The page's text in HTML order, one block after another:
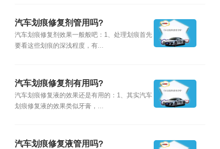
汽车划痕修复剂管用吗?
汽车划痕修复剂效果一般般吧：1、处理划痕首先
要看这些划痕的深浅程度，有...
汽车划痕修复剂有用吗?
汽车划痕修复液的效果还是有用的：1、其实汽车
划痕修复液的效果类似牙膏，...
汽车划痕修复液管用吗?